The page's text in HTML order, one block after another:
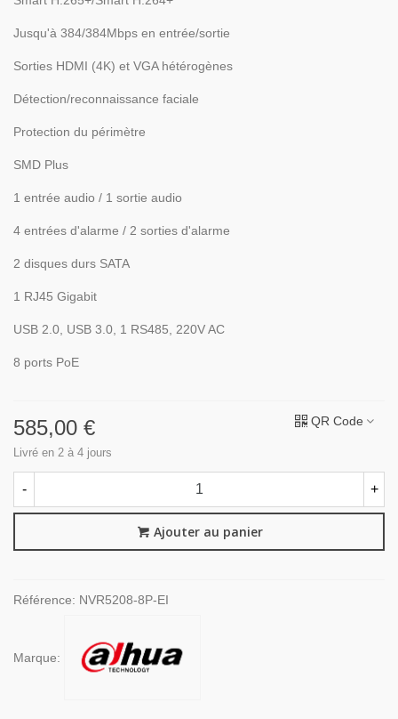
Jusqu'à 384/384Mbps en entrée/sortie
Sorties HDMI (4K) et VGA hétérogènes
Détection/reconnaissance faciale
Protection du périmètre
SMD Plus
1 entrée audio / 1 sortie audio
4 entrées d'alarme / 2 sorties d'alarme
2 disques durs SATA
1 RJ45 Gigabit
USB 2.0, USB 3.0, 1 RS485, 220V AC
8 ports PoE
585,00 €
Livré en 2 à 4 jours
QR Code
- +
Ajouter au panier
Référence: NVR5208-8P-EI
Marque: